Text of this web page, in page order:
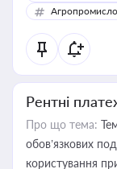
Рентні
Про що тема:
обов’язкових
користування